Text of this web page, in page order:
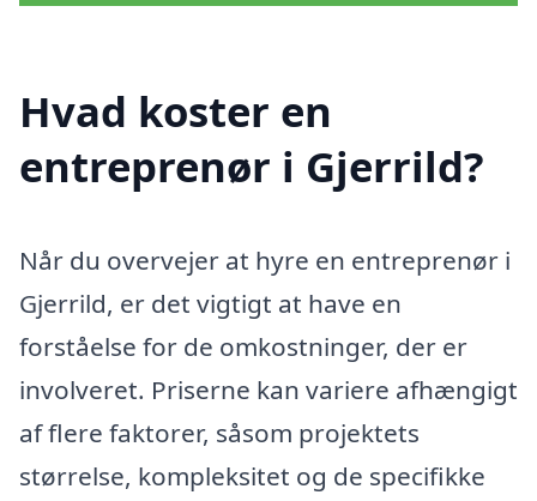
Hvad koster en
entreprenør i Gjerrild?
Når du overvejer at hyre en entreprenør i
Gjerrild, er det vigtigt at have en
forståelse for de omkostninger, der er
involveret. Priserne kan variere afhængigt
af flere faktorer, såsom projektets
størrelse, kompleksitet og de specifikke